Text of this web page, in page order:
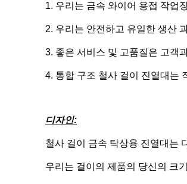
1. 우리는 금속 와이어 용접 작업
2. 우리는 안전하고 유일한 생산
3. 좋은 서비스 및 고품질은 고객
4. 통합 구조 철사 걸이 진열대는
디자인:
철사 걸이 금속 탁상용 진열대는
우리는 걸이의 제품의 당신의 크